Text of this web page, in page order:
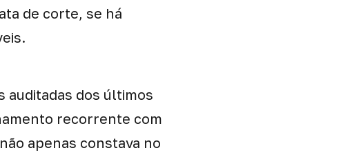
de corte, se há
auditadas dos últimos
recorrente com
apenas constava no